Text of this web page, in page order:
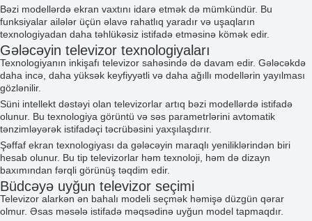
Bəzi modellərdə ekran vaxtını idarə etmək də mümkündür. Bu
funksiyalar ailələr üçün əlavə rahatlıq yaradır və uşaqların
texnologiyadan daha təhlükəsiz istifadə etməsinə kömək edir.
Gələcəyin televizor texnologiyaları
Texnologiyanın inkişafı televizor sahəsində də davam edir. Gələcəkdə
daha incə, daha yüksək keyfiyyətli və daha ağıllı modellərin yayılması
gözlənilir.
Süni intellekt dəstəyi olan televizorlar artıq bəzi modellərdə istifadə
olunur. Bu texnologiya görüntü və səs parametrlərini avtomatik
tənzimləyərək istifadəçi təcrübəsini yaxşılaşdırır.
Şəffaf ekran texnologiyası da gələcəyin maraqlı yeniliklərindən biri
hesab olunur. Bu tip televizorlar həm texnoloji, həm də dizayn
baxımından fərqli görünüş təqdim edir.
Büdcəyə uyğun televizor seçimi
Televizor alarkən ən bahalı modeli seçmək həmişə düzgün qərar
olmur. Əsas məsələ istifadə məqsədinə uyğun model tapmaqdır.